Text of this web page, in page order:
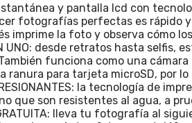
y pantalla lcd con
fotografías perfectas es
imprime la foto y observa cómo
UNO: desde retratos hasta
funciona como una
ranura para tarjeta microSD, por
la tecnología de
que son resistentes al agua, a
GRATUITA: lleva tu fotografía al